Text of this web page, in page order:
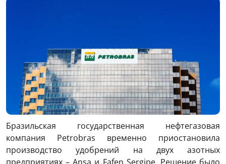
Бразильская государственная нефтегазовая
компания Petrobras временно приостановила
производство удобрений на двух азотных